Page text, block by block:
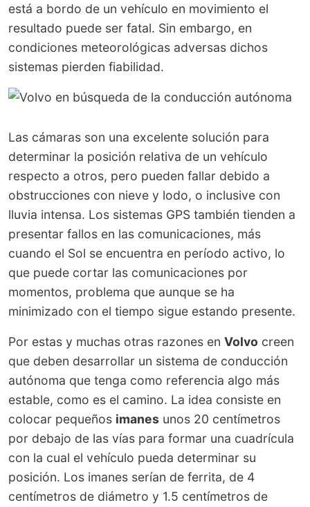
está a bordo de un vehículo en movimiento el
resultado puede ser fatal. Sin embargo, en
condiciones meteorológicas adversas dichos
sistemas pierden fiabilidad.
Las cámaras son una excelente solución para
determinar la posición relativa de un vehículo
respecto a otros, pero pueden fallar debido a
obstrucciones con nieve y lodo, o inclusive con
lluvia intensa. Los sistemas GPS también tienden a
presentar fallos en las comunicaciones, más
cuando el Sol se encuentra en período activo, lo
que puede cortar las comunicaciones por
momentos, problema que aunque se ha
minimizado con el tiempo sigue estando presente.
Por estas y muchas otras razones en Volvo creen
que deben desarrollar un sistema de conducción
autónoma que tenga como referencia algo más
estable, como es el camino. La idea consiste en
colocar pequeños imanes unos 20 centímetros
por debajo de las vías para formar una cuadrícula
con la cual el vehículo pueda determinar su
posición. Los imanes serían de ferrita, de 4
centímetros de diámetro y 1.5 centímetros de